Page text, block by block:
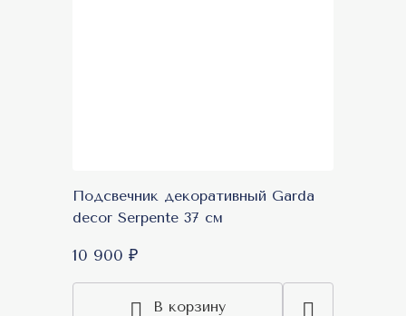
Подсвечник декоративный Garda
decor Serpente 37 см
10 900 ₽
В корзину